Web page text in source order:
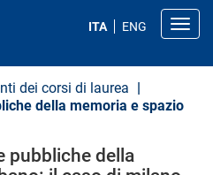
ITA ENG
dei corsi di laurea
della memoria e spazio
pubbliche della